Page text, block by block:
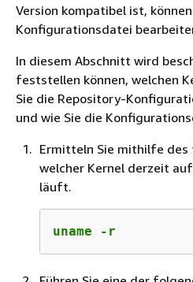
Version kompatibel ist,
Konfigurationsdatei
In diesem Abschnitt wird
feststellen können, welchen
Sie die Repository-
und wie Sie die
Ermitteln Sie mithilfe des
welcher Kernel derzeit
läuft.
uname -r